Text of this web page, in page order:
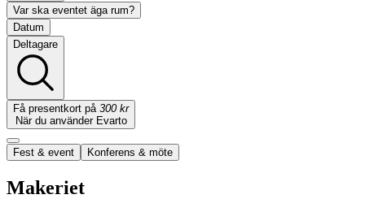
Var ska eventet äga rum?
Datum
Deltagare
Få presentkort på 300 kr
När du använder Evarto
Fest & event Konferens & möte
Makeriet